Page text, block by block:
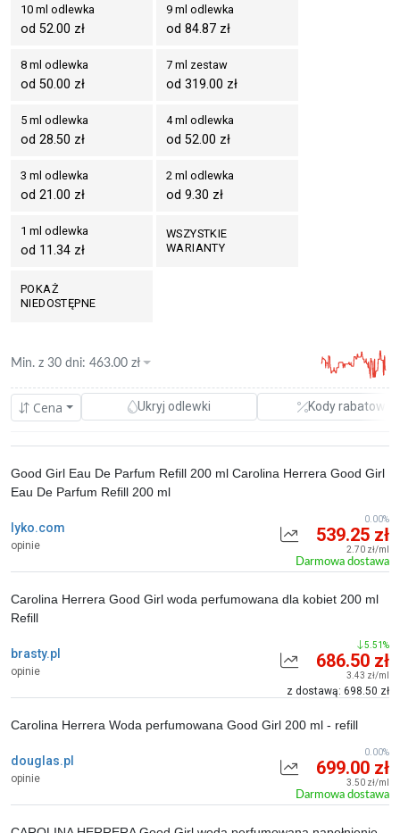
10 ml odlewka
od 52.00 zł
9 ml odlewka
od 84.87 zł
8 ml odlewka
od 50.00 zł
7 ml zestaw
od 319.00 zł
5 ml odlewka
od 28.50 zł
4 ml odlewka
od 52.00 zł
3 ml odlewka
od 21.00 zł
2 ml odlewka
od 9.30 zł
1 ml odlewka
od 11.34 zł
WSZYSTKIE
WARIANTY
POKAŻ
NIEDOSTĘPNE
Cena Ukryj odlewki Kody rabatowe
Min. z 30 dni: 463.00 zł
lyko.com
opinie
Good Girl Eau De Parfum Refill 200 ml Carolina Herrera Good Girl
Eau De Parfum Refill 200 ml
539.25 zł
2.70 zł/ml
Darmowa dostawa
0.00%
brasty.pl
opinie
Carolina Herrera Good Girl woda perfumowana dla kobiet 200 ml
Refill
686.50 zł
3.43 zł/ml
z dostawą: 698.50 zł
5.51%
douglas.pl
opinie
Carolina Herrera Woda perfumowana Good Girl 200 ml - refill
699.00 zł
3.50 zł/ml
Darmowa dostawa
0.00%